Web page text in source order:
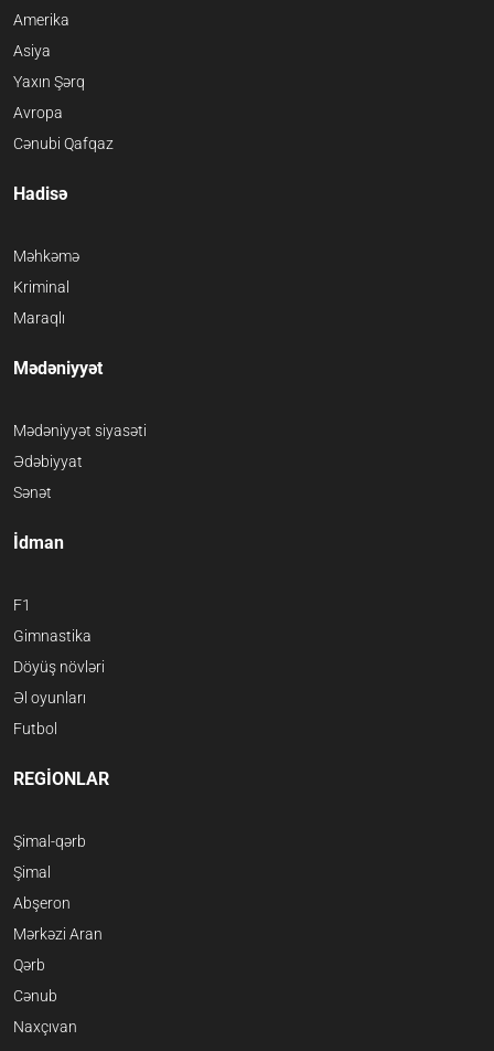
Amerika
Asiya
Yaxın Şərq
Avropa
Cənubi Qafqaz
Hadisə
Məhkəmə
Kriminal
Maraqlı
Mədəniyyət
Mədəniyyət siyasəti
Ədəbiyyat
Sənət
İdman
F1
Gimnastika
Döyüş növləri
Əl oyunları
Futbol
REGİONLAR
Şimal-qərb
Şimal
Abşeron
Mərkəzi Aran
Qərb
Cənub
Naxçıvan